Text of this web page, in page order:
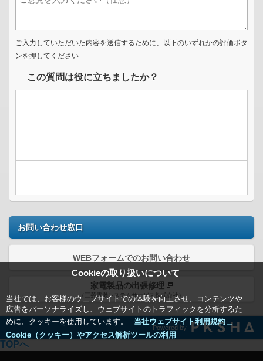
Cookieの取り扱いについて
当社では、お客様のウェブサイトでの体験を向上させ、コンテンツや
広告をパーソナライズし、ウェブサイトのトラフィックを分析するた
めに、クッキーを使用しています。
当社ウェブサイト利用規約＿
Cookie（クッキー）やアクセス解析ツールの利用
ご入力していただいた内容を送信するために、以下のいずれかの評価ボタ
ンを押してください
この質問は役に立ちましたか？
お問い合わせ窓口
WEBフォームでのお問い合わせ
家電製品の出張修理
（三菱電機システムサービス株式会社）
Powered by
TOPへ